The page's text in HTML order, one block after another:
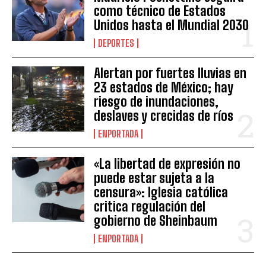
como técnico de Estados
Unidos hasta el Mundial 2030
DEPORTES
Alertan por fuertes lluvias en
23 estados de México; hay
riesgo de inundaciones,
deslaves y crecidas de ríos
ENPORTADA
«La libertad de expresión no
puede estar sujeta a la
censura»: Iglesia católica
critica regulación del
gobierno de Sheinbaum
ENPORTADA